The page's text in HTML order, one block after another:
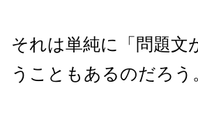
それは単純に「問題
うこともあるのだろう